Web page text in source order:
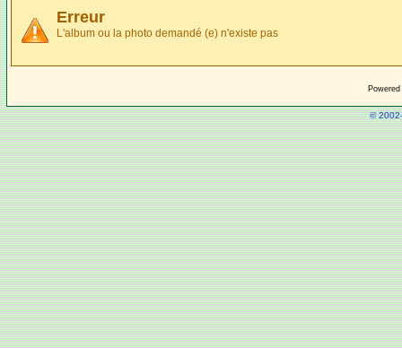
Erreur
L'album ou la photo demandé (e) n'existe pas
©